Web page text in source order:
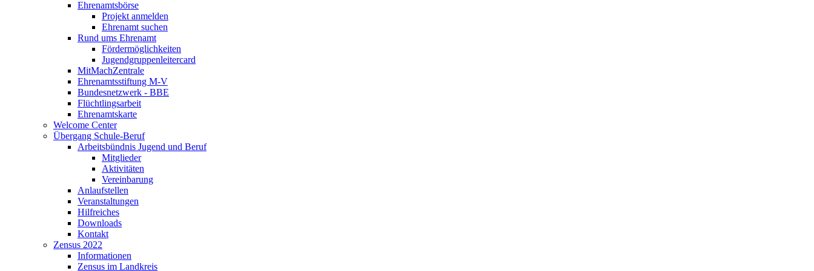
Ehrenamtsbörse
Projekt anmelden
Ehrenamt suchen
Rund ums Ehrenamt
Fördermöglichkeiten
Jugendgruppenleitercard
MitMachZentrale
Ehrenamtsstiftung M-V
Bundesnetzwerk - BBE
Flüchtlingsarbeit
Ehrenamtskarte
Welcome Center
Übergang Schule-Beruf
Arbeitsbündnis Jugend und Beruf
Mitglieder
Aktivitäten
Vereinbarung
Anlaufstellen
Veranstaltungen
Hilfreiches
Downloads
Kontakt
Zensus 2022
Informationen
Zensus im Landkreis